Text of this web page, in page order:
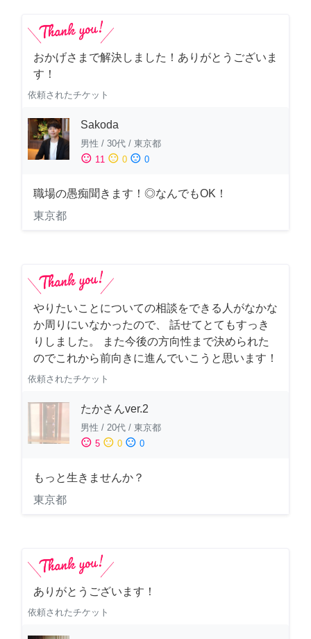
おかげさまで解決しました！ありがとうございま
す！
依頼されたチケット
Sakoda
男性 / 30代 / 東京都
sentiment_satisfied 11 sentiment_neutral 0 sentiment_dissatisfied 0
職場の愚痴聞きます！◎なんでもOK！
東京都
やりたいことについての相談をできる人がなかな
か周りにいなかったので、 話せてとてもすっき
りしました。 また今後の方向性まで決められた
のでこれから前向きに進んでいこうと思います！
依頼されたチケット
たかさんver.2
男性 / 20代 / 東京都
sentiment_satisfied 5 sentiment_neutral 0 sentiment_dissatisfied 0
もっと生きませんか？
東京都
ありがとうございます！
依頼されたチケット